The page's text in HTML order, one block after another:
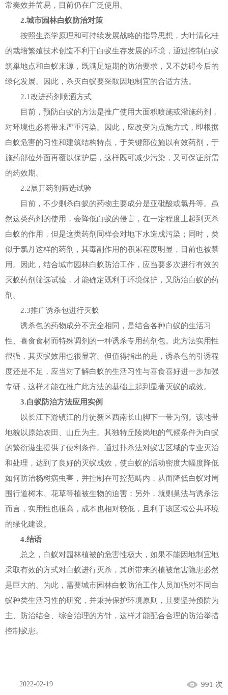
常奏效并简易，目前仍在广泛使用。
2.城市园林白蚁防治对策
按照生态学原理和可持续发展战略的指导思想，大叶清化桂
的栽培繁殖技术创造不利于白蚁生存发展的环境，通过控制白蚁
筑巢地点和白蚁来源，既满足短期的防治要求，又不妨碍今后的
绿化发展。因此，杀灭白蚁要采取因地制宜的合适方法。
2.1改进药剂喷洒方式
目前，预防白蚁的方法是推广使用大面积喷施或灌施药剂，
对环境也必将带来严重污染。因此，应改变为点施方式，即根据
白蚁危害的习性和建筑结构特点，于关键部位施以有效药剂，于
施药部位外面再覆以保护层，这样既可减少污染，又可保证所需
的药效期。
2.2展开药剂筛选试验
目前，不少剿杀白蚁的药物主要成分是亚砒酸或氯丹等。虽
然这类药剂的使用，会降低白蚁的侵害，在一定程度上起到灭杀
白蚁的作用，但是这类药剂同样会对地下水造成污染；同时，类
似于氯丹这样的药剂，其毒副作用的积累程度明显，目前也被禁
用。因此，结合城市园林白蚁防治工作，应当要多次进行有效的
灭蚁药剂筛选试验，才能确定既利于环境保护，又防治白蚁的药
剂。
2.3推广诱杀包进行灭蚁
诱杀包的药物成分不完全相同，是结合各种白蚁的生活习
性、喜食食材而特殊调剂的一种诱杀专用药剂包。此方法实用性
很强，其灭蚁效用也很显著。但值得指出的是，诱杀包的引诱程
度还是不足，应当对了解白蚁的生活习性与喜食喜好进一步加强
专研，这样才能在推广此方法的基础上起到显著灭蚁的成效。
3.白蚁防治方法应用实例
以长江下游镇江的丹徒新区西南长山脚下一带为例。该地带
地貌以原始农田、山丘为主。其独特丘陵岗地的气候条件为白蚁
的繁衍滋生提供了便利条件。通过扑杀法对蚁害区域的专业灭治
和处理，达到了良好的灭蚁成效，使白蚁的活动密度大幅度降低
如何防治杨树病虫害，并控制在可控范畴内，从而降低白蚁对周
围行道树木、花草等植被生物的迫害；另外，就剿巢法与诱杀法
而言，实用性也很高，成本也相对较低，且利于该区域公共环境
的绿化建设。
4.结语
总之，白蚁对园林植被的危害性极大，如果不能因地制宜地
采取有效的方式对白蚁进行灭杀，其所带来的植被危害隐患必然
是巨大的。为此，需要城市园林白蚁防治工作人员加强对不同白
蚁种类生活习性的研究，并秉持保护环境原则，且要坚持预防为
主、防治结合、综合治理的方针，这样才能配合合理的防治举措
控制蚁患。
2022-02-19 991 次